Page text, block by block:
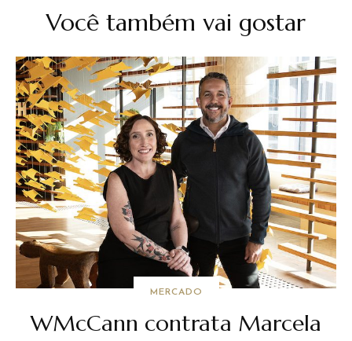
Você também vai gostar
MERCADO
WMcCann contrata Marcela